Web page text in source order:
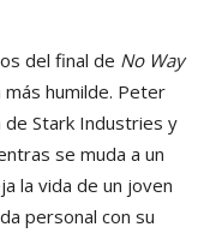
del final de No Way
humilde. Peter
de Stark Industries y
se muda a un
la vida de un joven
personal con su